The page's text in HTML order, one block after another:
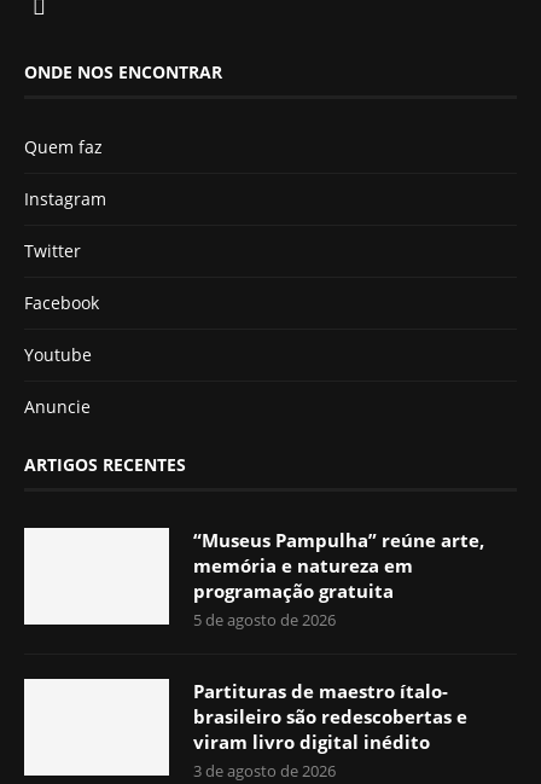
ONDE NOS ENCONTRAR
Quem faz
Instagram
Twitter
Facebook
Youtube
Anuncie
ARTIGOS RECENTES
“Museus Pampulha” reúne arte,
memória e natureza em
programação gratuita
5 de agosto de 2026
Partituras de maestro ítalo-
brasileiro são redescobertas e
viram livro digital inédito
3 de agosto de 2026